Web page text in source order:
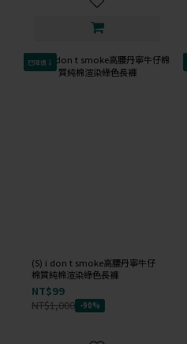
已降價↓
(S) i don t smoke高腰丹寧牛仔
棉質純棉渲染綠色長褲
NT$99
NT$1,000 -90%